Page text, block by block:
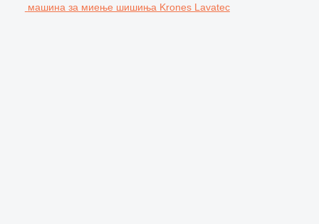
машина за миење шишиња Krones Lavatec